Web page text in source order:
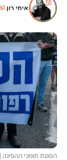
איתי רון·
הפגנת תומכי ההפיגה